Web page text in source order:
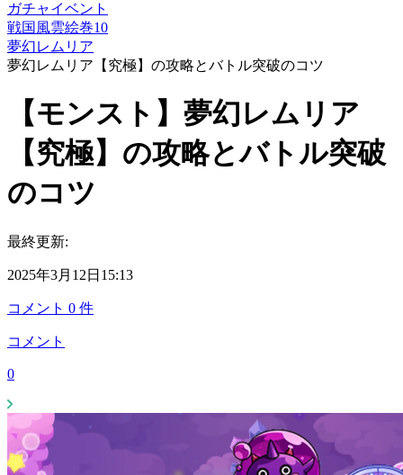
ガチャイベント
戦国風雲絵巻10
夢幻レムリア
夢幻レムリア【究極】の攻略とバトル突破のコツ
【モンスト】夢幻レムリア
【究極】の攻略とバトル突破
のコツ
最終更新:
2025年3月12日15:13
コメント 0 件
コメント
0